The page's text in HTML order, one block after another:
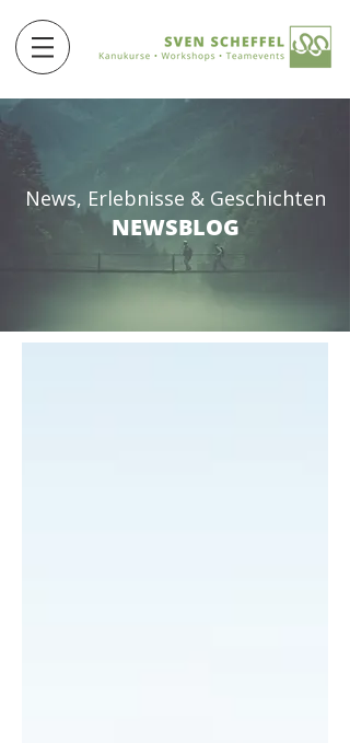
News, Erlebnisse & Geschichten
NEWSBLOG